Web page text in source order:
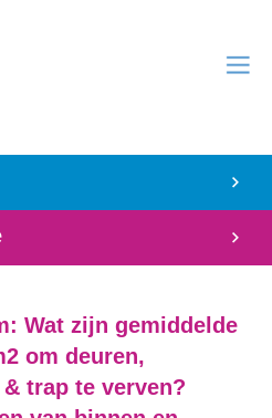
Wat zijn gemiddelde
om deuren,
trap te verven?